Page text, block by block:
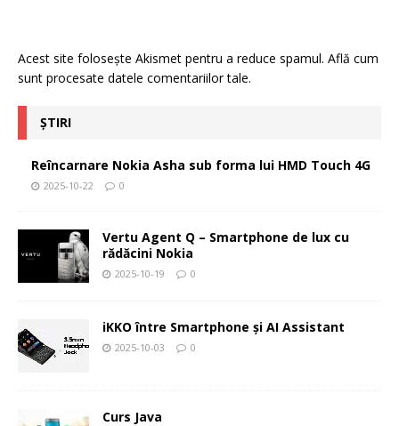
Acest site folosește Akismet pentru a reduce spamul. Află cum
sunt procesate datele comentariilor tale.
ȘTIRI
Reîncarnare Nokia Asha sub forma lui HMD Touch 4G
2025-10-22 0
Vertu Agent Q – Smartphone de lux cu
rădăcini Nokia
2025-10-19 0
iKKO între Smartphone și AI Assistant
2025-10-03 0
Curs Java